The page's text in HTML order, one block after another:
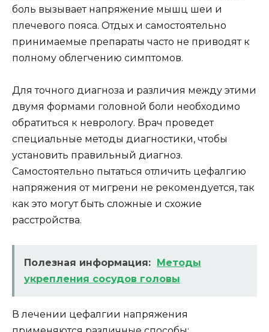
боль вызывает напряжение мышц шеи и
плечевого пояса. Отдых и самостоятельно
принимаемые препараты часто не приводят к
полному облегчению симптомов.
Для точного диагноза и различия между этими
двумя формами головной боли необходимо
обратиться к неврологу. Врач проведет
специальные методы диагностики, чтобы
установить правильный диагноз.
Самостоятельно пытаться отличить цефалгию
напряжения от мигрени не рекомендуется, так
как это могут быть сложные и схожие
расстройства.
Полезная информация: Методы
укрепления сосудов головы
В лечении цефалгии напряжения